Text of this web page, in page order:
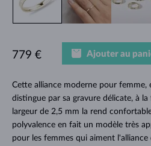
Cette alliance moderne pour femme,
distingue par sa gravure délicate, à
largeur de 2,5 mm la rend
polyvalence en fait un modèle très
pour les femmes qui aiment
779 € Ajouter au